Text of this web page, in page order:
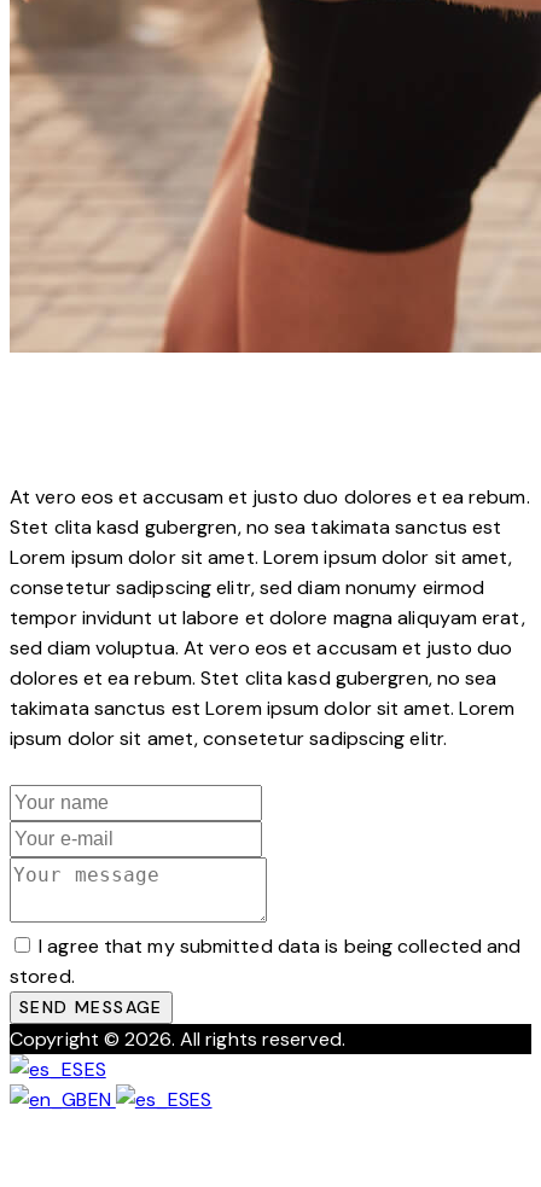
At vero eos et accusam et justo duo dolores et ea rebum.
Stet clita kasd gubergren, no sea takimata sanctus est
Lorem ipsum dolor sit amet. Lorem ipsum dolor sit amet,
consetetur sadipscing elitr, sed diam nonumy eirmod
tempor invidunt ut labore et dolore magna aliquyam erat,
sed diam voluptua. At vero eos et accusam et justo duo
dolores et ea rebum. Stet clita kasd gubergren, no sea
takimata sanctus est Lorem ipsum dolor sit amet. Lorem
ipsum dolor sit amet, consetetur sadipscing elitr.
I agree that my submitted data is being collected and
stored.
SEND MESSAGE
Copyright © 2026. All rights reserved.
ES
EN
ES